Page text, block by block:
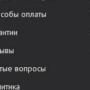
оплаты
вопросы